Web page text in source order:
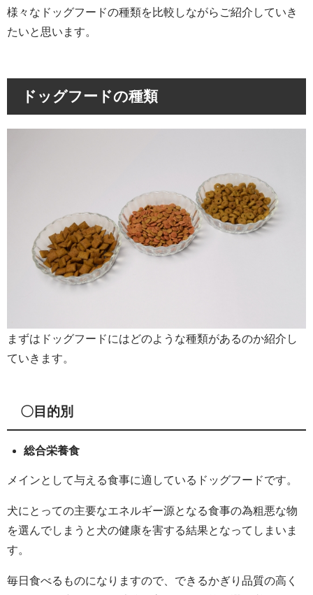
様々なドッグフードの種類を比較しながらご紹介していき
たいと思います。
ドッグフードの種類
まずはドッグフードにはどのような種類があるのか紹介し
ていきます。
〇目的別
総合栄養食
メインとして与える食事に適しているドッグフードです。
犬にとっての主要なエネルギー源となる食事の為粗悪な物
を選んでしまうと犬の健康を害する結果となってしまいま
す。
毎日食べるものになりますので、できるかぎり品質の高く